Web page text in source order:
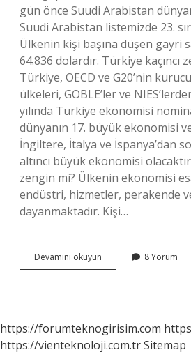
gün önce Suudi Arabistan
Suudi Arabistan listemizde 23.
Ülkenin kişi başına düşen gayri
64.836 dolardır. Türkiye kaçıncı
Türkiye, OECD ve G20’nin
ülkeleri, GOBLE’ler ve
yılında Türkiye ekonomisi
dünyanın 17. büyük ekonomisi
İngiltere, İtalya ve İspanya’dan
altıncı büyük ekonomisi
zengin mi? Ülkenin ekonomisi
endüstri, hizmetler, perakende
dayanmaktadır. Kişi…
Devamını okuyun
Zengin
8 Yorum
https://forumteknogirisim.com
https://vienteknoloji.com.trSitemap